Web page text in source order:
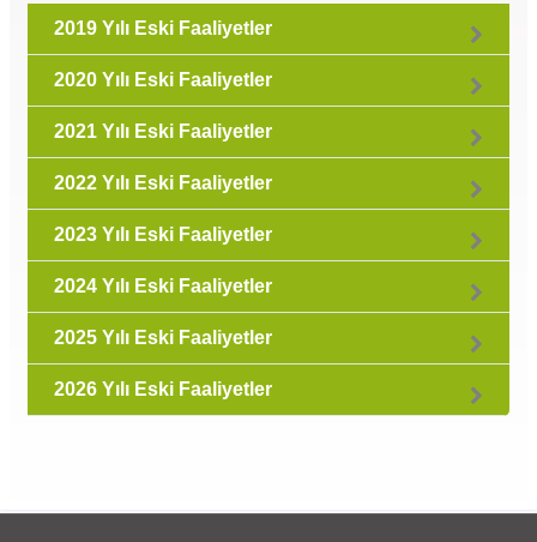
2019 Yılı Eski Faaliyetler
2020 Yılı Eski Faaliyetler
2021 Yılı Eski Faaliyetler
2022 Yılı Eski Faaliyetler
2023 Yılı Eski Faaliyetler
2024 Yılı Eski Faaliyetler
2025 Yılı Eski Faaliyetler
2026 Yılı Eski Faaliyetler